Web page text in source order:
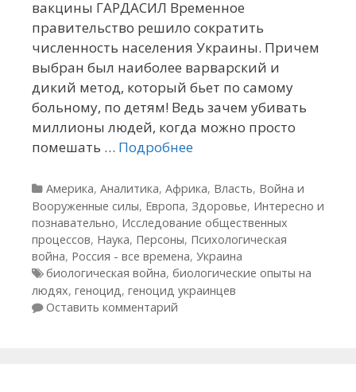
вакцины ГАРДАСИЛ Временное
правительство решило сократить
численность населения Украины. Причем
выбран был наиболее варварский и
дикий метод, который бьет по самому
больному, по детям! Ведь зачем убивать
миллионы людей, когда можно просто
помешать … Подробнее
Рубрики
Америка, Аналитика, Африка, Власть, Война и
Вооруженные силы, Европа, Здоровье, Интересно и
познавательно, Исследование общественных
процессов, Наука, Персоны, Психологическая
война, Россия - все времена, Украина
Метки
биологическая война, биологические опыты на
людях, геноцид , геноцид украинцев
Оставить комментарий